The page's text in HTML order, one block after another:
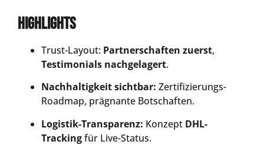
Highlights
Trust-Layout: Partnerschaften zuerst,
Testimonials nachgelagert.
Nachhaltigkeit sichtbar: Zertifizierungs-
Roadmap, prägnante Botschaften.
Logistik-Transparenz: Konzept DHL-
Trackingfür Live-Status.